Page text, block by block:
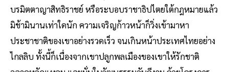
บรมิตตาญาสิทธิราชย์ หรือระบอบราชาธิปไตยใต้กฎหมายแล้ว
มิช้ามินานเท่าใดนัก ความเจริญก้าวหน้าก็วิ่งเข้ามาหา
ประชาชาติของเขาอย่างรวดเร็ว จนเกินหน้าประเทศไทยอย่าง
ไกลลิบ ทั้งนี้ก็เนื่องจากเขาปลูกพลเมืองของเขาให้รักชาติ